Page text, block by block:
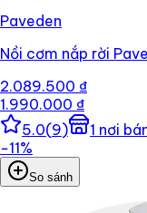
Paveden
Nồi cơm nắp rời
2.089.500 ₫
1.990.000 ₫
5.0(9) 1 nơi
−11%
So sánh